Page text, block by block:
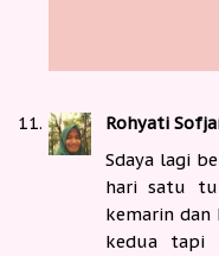
Rohyati
Sdaya lagi
hari satu
kemarin dan
kedua tapi